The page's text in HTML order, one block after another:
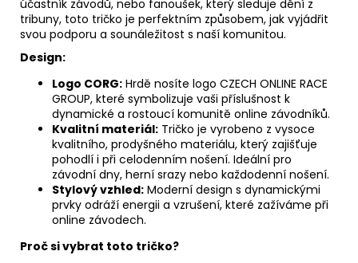
účastník závodů, nebo fanoušek, který sleduje dění z
tribuny, toto tričko je perfektním způsobem, jak vyjádřit
svou podporu a sounáležitost s naší komunitou.
Design:
Logo CORG: Hrdě nosíte logo CZECH ONLINE RACE
GROUP, které symbolizuje vaši příslušnost k
dynamické a rostoucí komunitě online závodníků.
Kvalitní materiál: Tričko je vyrobeno z vysoce
kvalitního, prodyšného materiálu, který zajišťuje
pohodlí i při celodenním nošení. Ideální pro
závodní dny, herní srazy nebo každodenní nošení.
Stylový vzhled: Moderní design s dynamickými
prvky odráží energii a vzrušení, které zažíváme při
online závodech.
Proč si vybrat toto tričko?